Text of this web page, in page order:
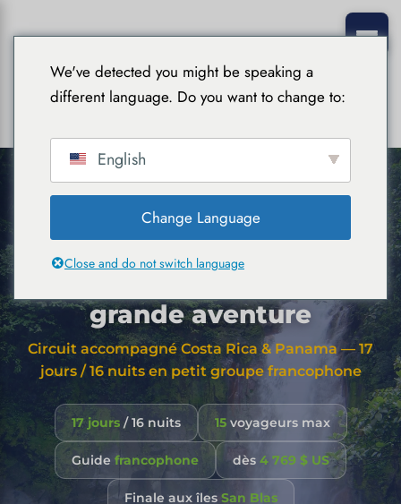
Circuits accompagnés › Costa Rica & Panama : la
grande aventure
Circuit accompagné Costa Rica & Panama — 17
jours / 16 nuits en petit groupe francophone
17 jours/ 16 nuits 15voyageurs max
Guide francophone dès 4 769 $ US
Finale aux îles San Blas
We've detected you might be speaking a
different language. Do you want to change to:
English
Change Language
Close and do not switch language